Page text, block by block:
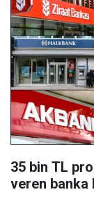
35 bin TL
veren banka